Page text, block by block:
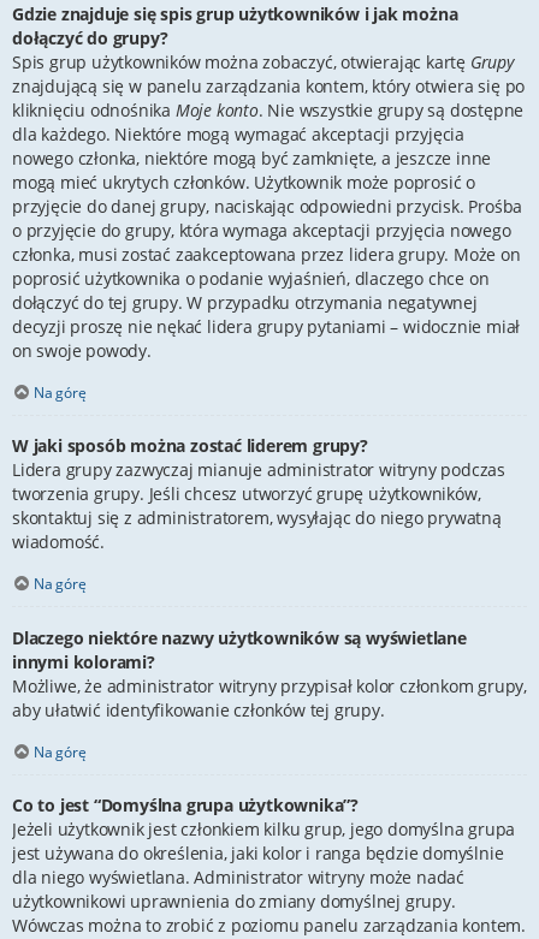
Gdzie znajduje się spis grup użytkowników i jak można
dołączyć do grupy?
Spis grup użytkowników można zobaczyć, otwierając kartę Grupy
znajdującą się w panelu zarządzania kontem, który otwiera się po
kliknięciu odnośnika Moje konto. Nie wszystkie grupy są dostępne
dla każdego. Niektóre mogą wymagać akceptacji przyjęcia
nowego członka, niektóre mogą być zamknięte, a jeszcze inne
mogą mieć ukrytych członków. Użytkownik może poprosić o
przyjęcie do danej grupy, naciskając odpowiedni przycisk. Prośba
o przyjęcie do grupy, która wymaga akceptacji przyjęcia nowego
członka, musi zostać zaakceptowana przez lidera grupy. Może on
poprosić użytkownika o podanie wyjaśnień, dlaczego chce on
dołączyć do tej grupy. W przypadku otrzymania negatywnej
decyzji proszę nie nękać lidera grupy pytaniami – widocznie miał
on swoje powody.
Na górę
W jaki sposób można zostać liderem grupy?
Lidera grupy zazwyczaj mianuje administrator witryny podczas
tworzenia grupy. Jeśli chcesz utworzyć grupę użytkowników,
skontaktuj się z administratorem, wysyłając do niego prywatną
wiadomość.
Na górę
Dlaczego niektóre nazwy użytkowników są wyświetlane
innymi kolorami?
Możliwe, że administrator witryny przypisał kolor członkom grupy,
aby ułatwić identyfikowanie członków tej grupy.
Na górę
Co to jest “Domyślna grupa użytkownika”?
Jeżeli użytkownik jest członkiem kilku grup, jego domyślna grupa
jest używana do określenia, jaki kolor i ranga będzie domyślnie
dla niego wyświetlana. Administrator witryny może nadać
użytkownikowi uprawnienia do zmiany domyślnej grupy.
Wówczas można to zrobić z poziomu panelu zarządzania kontem.